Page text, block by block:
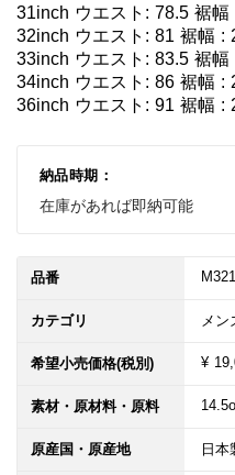
31inch ウエスト: 78.5 裾
32inch ウエスト: 81 裾幅 :
33inch ウエスト: 83.5 裾
34inch ウエスト: 86 裾幅 :
36inch ウエスト: 91 裾幅 :
納品時期：
在庫があれば即納可能
品番
カテゴリ メン
希望小売価格(税別) ¥
素材・原材料・原料
原産国・原産地 日本